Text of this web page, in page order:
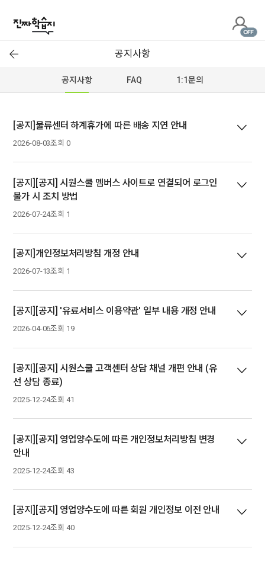
진
짜
습
지
공지사항
공지사항 FAQ 1:1문의
[공지]물류센터 하계휴가에 따른 배송 지연 안내
2026-08-03조회 0
[공지][공지] 시원스쿨 멤버스 사이트로 연결되어 로그인
불가 시 조치 방법
2026-07-24조회 1
[공지]개인정보처리방침 개정 안내
2026-07-13조회 1
[공지][공지] '유료서비스 이용약관' 일부 내용 개정 안내
2026-04-06조회 19
[공지][공지] 시원스쿨 고객센터 상담 채널 개편 안내 (유
선 상담 종료)
2025-12-24조회 41
[공지][공지] 영업양수도에 따른 개인정보처리방침 변경
안내
2025-12-24조회 43
[공지][공지] 영업양수도에 따른 회원 개인정보 이전 안내
2025-12-24조회 40